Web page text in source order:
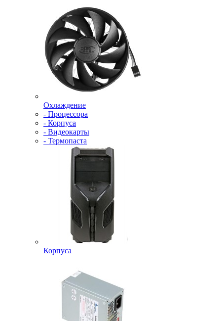
Охлаждение
- Процессора
- Корпуса
- Видеокарты
- Термопаста
Корпуса